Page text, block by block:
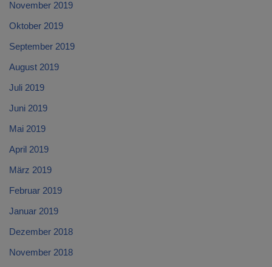
November 2019
Oktober 2019
September 2019
August 2019
Juli 2019
Juni 2019
Mai 2019
April 2019
März 2019
Februar 2019
Januar 2019
Dezember 2018
November 2018